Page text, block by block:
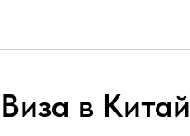
Виза в Китай